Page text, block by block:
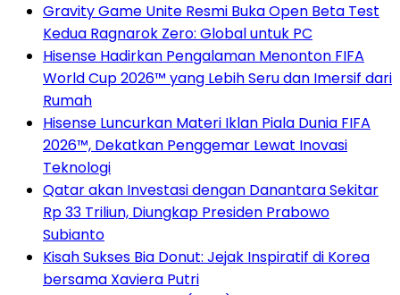
Gravity Game Unite Resmi Buka Open Beta Test
Kedua Ragnarok Zero: Global untuk PC
Hisense Hadirkan Pengalaman Menonton FIFA
World Cup 2026™ yang Lebih Seru dan Imersif dari
Rumah
Hisense Luncurkan Materi Iklan Piala Dunia FIFA
2026™, Dekatkan Penggemar Lewat Inovasi
Teknologi
Qatar akan Investasi dengan Danantara Sekitar
Rp 33 Triliun, Diungkap Presiden Prabowo
Subianto
Kisah Sukses Bia Donut: Jejak Inspiratif di Korea
bersama Xaviera Putri